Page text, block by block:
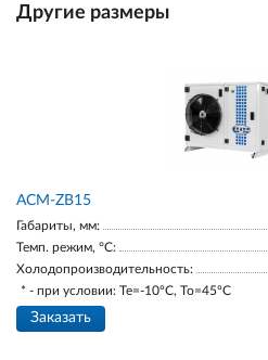
Другие размеры
ACM-ZB15
Габариты, мм:
Темп. режим, °С:
Холодопроизводительность:
* - при условии: Te=-10ºC, To=45ºC
Заказать